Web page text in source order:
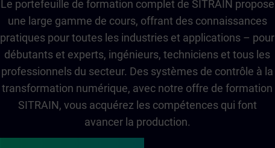
Le portefeuille de formation complet de SITRAIN propose
une large gamme de cours, offrant des connaissances
pratiques pour toutes les industries et applications – pour
débutants et experts, ingénieurs, techniciens et tous les
professionnels du secteur. Des systèmes de contrôle à la
transformation numérique, avec notre offre de formation
SITRAIN, vous acquérez les compétences qui font
avancer la production.